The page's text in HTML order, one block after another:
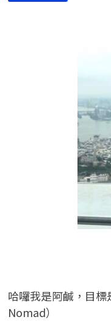
哈囉我是阿鹹，目
Nomad）